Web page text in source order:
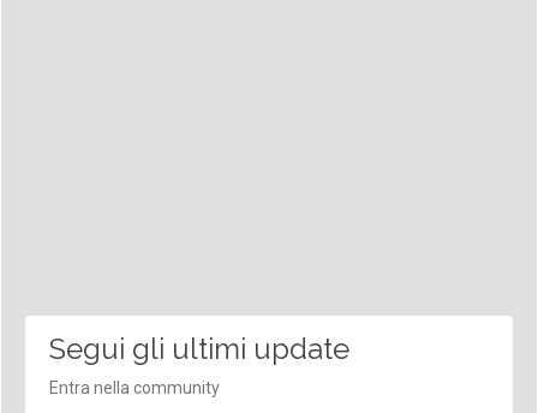
Segui gli ultimi update
Entra nella community